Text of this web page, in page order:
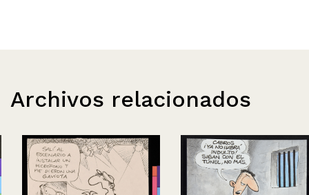
Archivos relacionados